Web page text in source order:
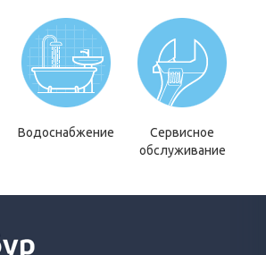
Водоснабжение
Сервисное
обслуживание